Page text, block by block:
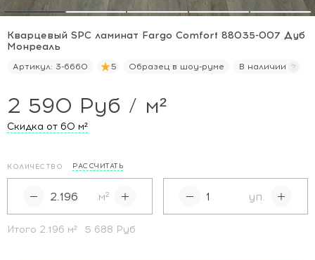
Кварцевый SPC ламинат Fargo Comfort 88035-007 Дуб
Монреаль
Артикул: 3-6660 5 Образец в шоу-руме В наличии
2 590 Руб / м²
Скидка от 60 м²
КОЛИЧЕСТВО РАССЧИТАТЬ
м² уп.
Итого 2.196 м² 5 688 Руб